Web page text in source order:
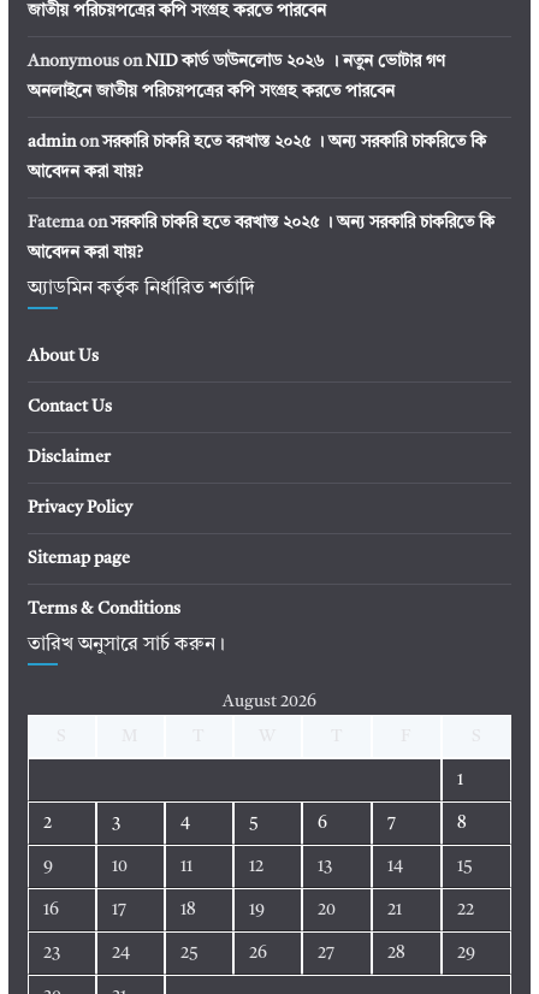
জাতীয় পরিচয়পত্রের কপি সংগ্রহ করতে পারবেন
AnonymousonNID কার্ড ডাউনলোড ২০২৬ । নতুন ভোটার গণ
অনলাইনে জাতীয় পরিচয়পত্রের কপি সংগ্রহ করতে পারবেন
adminonসরকারি চাকরি হতে বরখাস্ত ২০২৫ । অন্য সরকারি চাকরিতে কি
আবেদন করা যায়?
Fatemaonসরকারি চাকরি হতে বরখাস্ত ২০২৫ । অন্য সরকারি চাকরিতে কি
আবেদন করা যায়?
অ্যাডমিন কর্তৃক নির্ধারিত শর্তাদি
About Us
Contact Us
Disclaimer
Privacy Policy
Sitemap page
Terms & Conditions
তারিখ অনুসারে সার্চ করুন।
August 2026
1
2 3 4 5 6 7 8
9 10 11 12 13 14 15
16 17 18 19 20 21 22
23 24 25 26 27 28 29